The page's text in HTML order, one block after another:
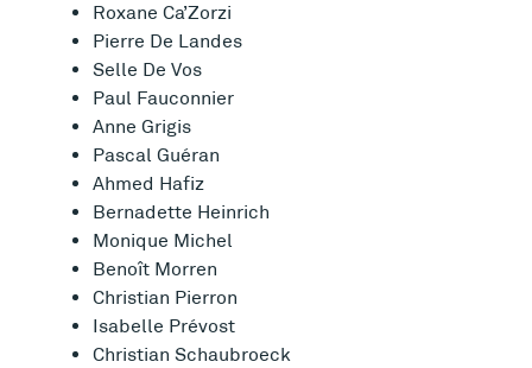
Roxane Ca’Zorzi
Pierre De Landes
Selle De Vos
Paul Fauconnier
Anne Grigis
Pascal Guéran
Ahmed Hafiz
Bernadette Heinrich
Monique Michel
Benoît Morren
Christian Pierron
Isabelle Prévost
Christian Schaubroeck